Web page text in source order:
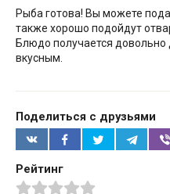
Рыба готова! Вы можете
также хорошо подойдут
Блюдо получается
вкусным.
Поделиться с друзьями
Рейтинг